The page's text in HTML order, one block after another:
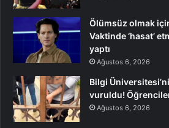
Ölümsüz olmak
Vaktinde ‘hasat’
yaptı
Ağustos 6, 2026
Bilgi
vuruldu!
Ağustos 6, 2026